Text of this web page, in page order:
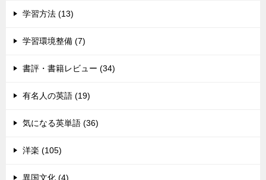
学習方法 (13)
学習環境整備 (7)
書評・書籍レビュー (34)
有名人の英語 (19)
気になる英単語 (36)
洋楽 (105)
異国文化 (4)